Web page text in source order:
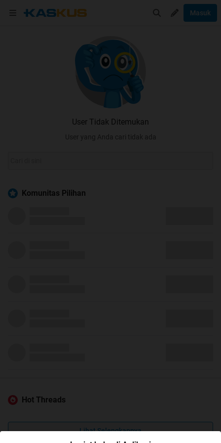
Masuk
User Tidak Ditemukan
User yang Anda cari tidak ada
Komunitas Pilihan
Hot Threads
Lihat Selengkapnya